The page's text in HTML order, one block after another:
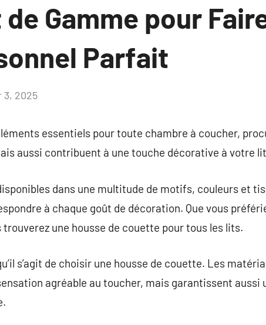
Gamme pour
Parfait
3, 2025
essentiels pour toute chambre à coucher,
aussi contribuent à une touche décorative à votre
dans une multitude de motifs, couleurs et
à chaque goût de décoration. Que vous
une housse de couette pour tous les lits.
s’agit de choisir une housse de couette. Les
agréable au toucher, mais garantissent aussi